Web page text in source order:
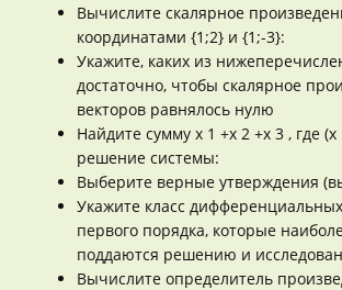
Вычислите скалярное
координатами {1;2} и {1;-3}:
Укажите, каких из
достаточно, чтобы скалярное
векторов равнялось нулю
Найдите сумму x 1 +x 2 +x 3 , где (x
решение системы:
Выберите верные утверждения
Укажите класс
первого порядка, которые
поддаются решению и
Вычислите определитель